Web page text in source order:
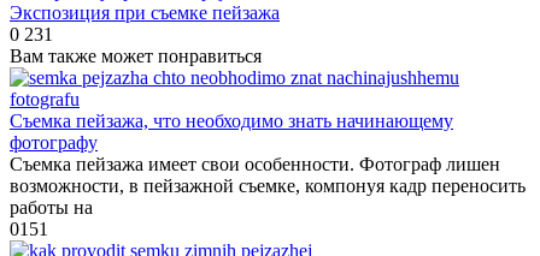
Экспозиция при съемке пейзажа
0 231
Вам также может понравиться
Съемка пейзажа, что необходимо знать начинающему
фотографу
Съемка пейзажа имеет свои особенности. Фотограф лишен
возможности, в пейзажной съемке, компонуя кадр переносить
работы на
0151